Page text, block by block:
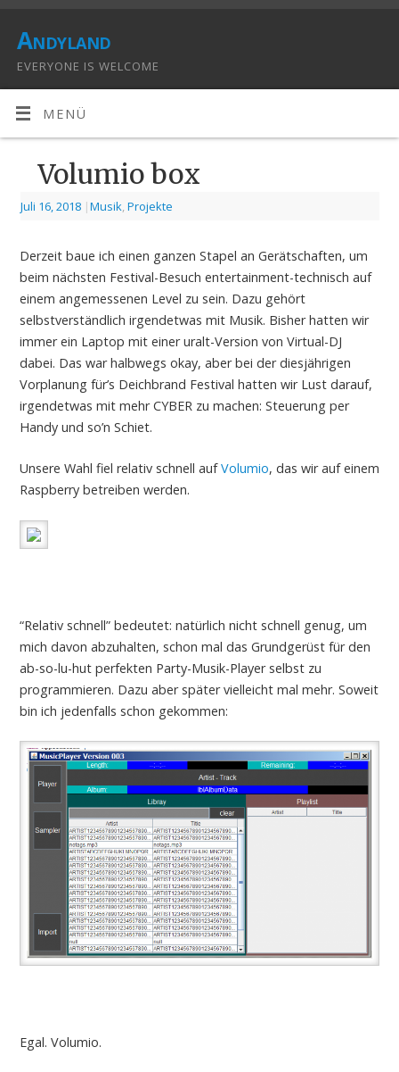
Andyland
EVERYONE IS WELCOME
MENÜ
Volumio box
Juli 16, 2018 |Musik Projekte
Derzeit baue ich einen ganzen Stapel an Gerätschaften, um
beim nächsten Festival-Besuch entertainment-technisch auf
einem angemessenen Level zu sein. Dazu gehört
selbstverständlich irgendetwas mit Musik. Bisher hatten wir
immer ein Laptop mit einer uralt-Version von Virtual-DJ
dabei. Das war halbwegs okay, aber bei der diesjährigen
Vorplanung für’s Deichbrand Festival hatten wir Lust darauf,
irgendetwas mit mehr CYBER zu machen: Steuerung per
Handy und so’n Schiet.
Unsere Wahl fiel relativ schnell aufVolumio, das wir auf einem
Raspberry betreiben werden.
“Relativ schnell” bedeutet: natürlich nicht schnell genug, um
mich davon abzuhalten, schon mal das Grundgerüst für den
ab-so-lu-hut perfekten Party-Musik-Player selbst zu
programmieren. Dazu aber später vielleicht mal mehr. Soweit
bin ich jedenfalls schon gekommen:
Egal. Volumio.